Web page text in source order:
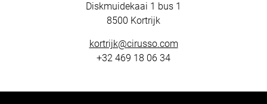
Diskmuidekaai 1 bus 1
8500 Kortrijk
kortrijk@cirusso.com
+32 469 18 06 34